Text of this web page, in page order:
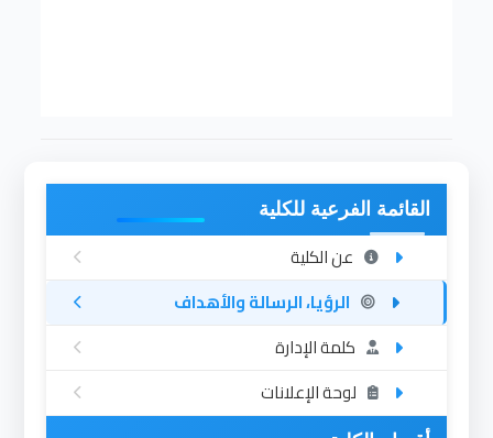
القائمة الفرعية للكلية
عن الكلية
الرؤيا، الرسالة والأهداف
كلمة الإدارة
لوحة الإعلانات